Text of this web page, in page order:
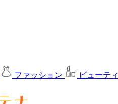
ファッション ビューティ